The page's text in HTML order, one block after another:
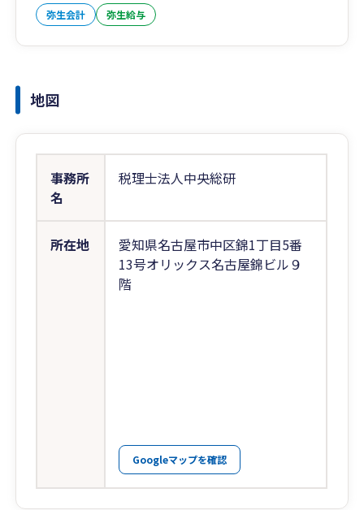
弥生会計 弥生給与
地図
事務所
名
税理士法人中央総研
所在地
愛知県名古屋市中区錦1丁目5番
13号オリックス名古屋錦ビル９
階
Googleマップを確認